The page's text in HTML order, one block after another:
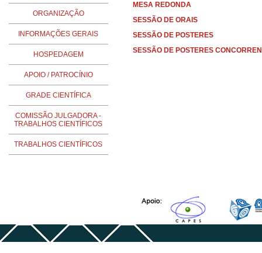
ORGANIZAÇÃO
INFORMAÇÕES GERAIS
HOSPEDAGEM
APOIO / PATROCÍNIO
GRADE CIENTÍFICA
COMISSÃO JULGADORA -
TRABALHOS CIENTÍFICOS
TRABALHOS CIENTÍFICOS
MESA REDONDA
SESSÃO DE ORAIS
SESSÃO DE POSTERES
SESSÃO DE POSTERES